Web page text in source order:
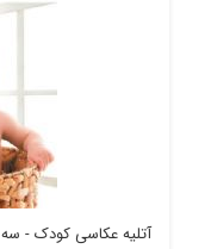
آتلیه عکاسی کودک -